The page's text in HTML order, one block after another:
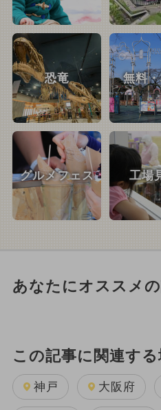
恐竜 無料
グルメフェス 工場
あなたにオススメ
この記事に関連する
神戸 大阪府